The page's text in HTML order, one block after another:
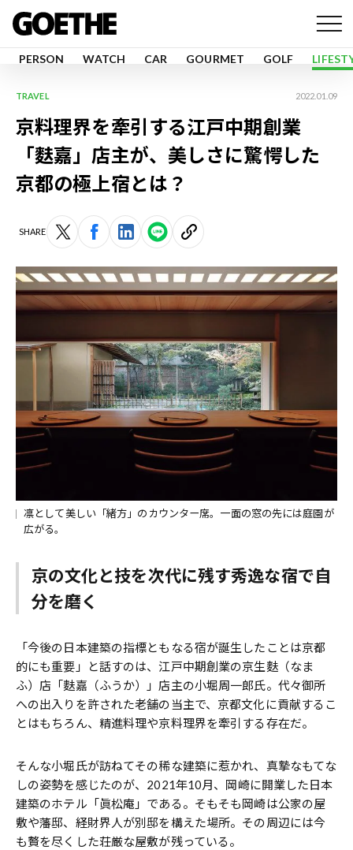
PERSON WATCH CAR GOURMET GOLF
TRAVEL 2022.01.09
京料理界を牽引する江戸中期創業
「麩嘉」店主が、美しさに驚愕した
京都の極上宿とは？
SHARE
凛として美しい「緒方」のカウンター席。一面の窓の先には庭園が
広がる。
京の文化と技を次代に残す秀逸な宿で自
分を磨く
「今後の日本建築の指標ともなる宿が誕生したことは京都
的にも重要」と話すのは、江戸中期創業の京生麩（なま
ふ）店「麩嘉（ふうか）」店主の小堀周一郎氏。代々御所
への出入りを許された老舗の当主で、京都文化に貢献するこ
とはもちろん、精進料理や京料理界を牽引する存在だ。
そんな小堀氏が訪ねてその稀な建築に惹かれ、真摯なもてな
しの姿勢を感じたのが、2021年10月、岡崎に開業した日本
建築のホテル「眞松庵」である。そもそも岡崎は公家の屋
敷や藩邸、経財界人が別邸を構えた場所。その周辺には今
も贅を尽くした荘厳な屋敷が残っている。